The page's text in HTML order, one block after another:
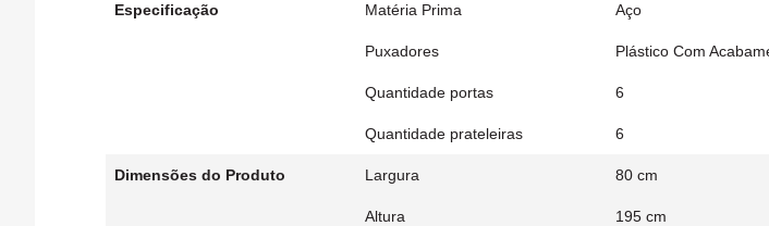
Especificação Matéria Prima Aço
Puxadores Plástico Com
Quantidade portas 6
Quantidade prateleiras 6
Dimensões do Produto Largura 80 cm
Altura 195 cm